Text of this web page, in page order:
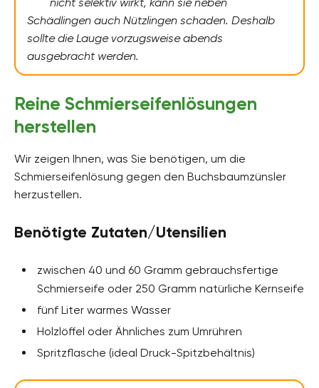
nicht selektiv wirkt, kann sie neben
Schädlingen auch Nützlingen schaden. Deshalb
sollte die Lauge vorzugsweise abends
ausgebracht werden.
Reine Schmierseifenlösungen
herstellen
Wir zeigen Ihnen, was Sie benötigen, um die
Schmierseifenlösung gegen den Buchsbaumzünsler
herzustellen.
Benötigte Zutaten/Utensilien
zwischen 40 und 60 Gramm gebrauchsfertige
Schmierseife oder 250 Gramm natürliche Kernseife
fünf Liter warmes Wasser
Holzlöffel oder Ähnliches zum Umrühren
Spritzflasche (ideal Druck-Spitzbehältnis)